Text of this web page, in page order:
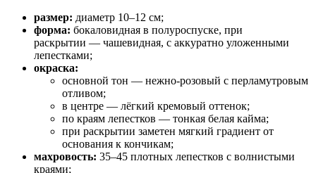
размер: диаметр 10–12 см;
форма: бокаловидная в полуроспуске, при
раскрытии — чашевидная, с аккуратно уложенными
лепестками;
окраска:
основной тон — нежно‑розовый с перламутровым
отливом;
в центре — лёгкий кремовый оттенок;
по краям лепестков — тонкая белая кайма;
при раскрытии заметен мягкий градиент от
основания к кончикам;
махровость: 35–45 плотных лепестков с волнистыми
краями;